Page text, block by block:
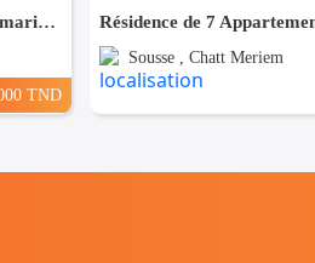
A Vendre villa avec piscine à chatt_mariem pré résidence Costa
TND
Sousse , Chatt Meriem